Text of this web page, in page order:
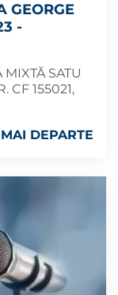
GEORGE
-
SATU
CF 155021,
MAI DEPARTE